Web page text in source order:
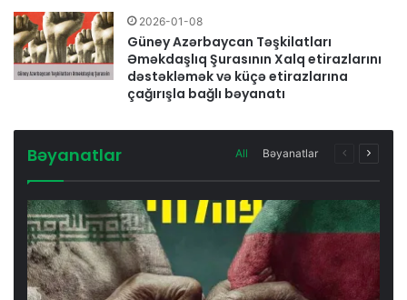
2026-01-08
Güney Azərbaycan Təşkilatları
Əməkdaşlıq Şurasının Xalq etirazlarını
dəstəkləmək və küçə etirazlarına
çağırışla bağlı bəyanatı
Bəyanatlar All Bəyanatlar
Previous